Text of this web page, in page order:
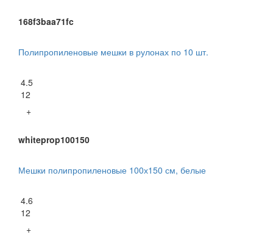
168f3baa71fc
Полипропиленовые мешки в рулонах по 10 шт.
4.5
12
+
whiteprop100150
Мешки полипропиленовые 100х150 см, белые
4.6
12
+